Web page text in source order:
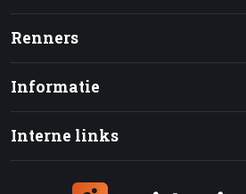
Renners
Informatie
Interne links